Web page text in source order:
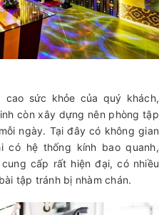
cao sức khỏe của quý khách,
còn xây dựng nên phòng tập
ngày. Tại đây có không gian
có hệ thống kính bao quanh,
cấp rất hiện đại, có nhiều
tập tránh bị nhàm chán.